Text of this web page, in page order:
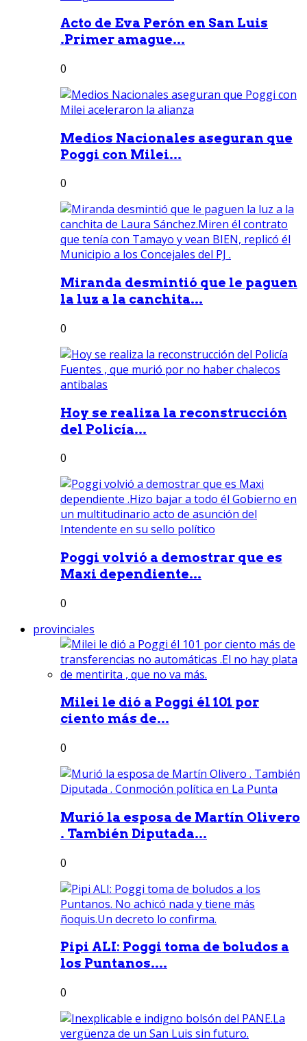
Acto de Eva Perón en San Luis
.Primer amague...
0
Medios Nacionales aseguran que
Poggi con Milei...
0
Miranda desmintió que le paguen
la luz a la canchita...
0
Hoy se realiza la reconstrucción
del Policía...
0
Poggi volvió a demostrar que es
Maxi dependiente...
0
provinciales
Milei le dió a Poggi él 101 por
ciento más de...
0
Murió la esposa de Martín Olivero
. También Diputada...
0
Pipi ALI: Poggi toma de boludos a
los Puntanos....
0